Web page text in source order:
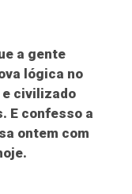
a gente
lógica no
civilizado
E confesso a
ontem com